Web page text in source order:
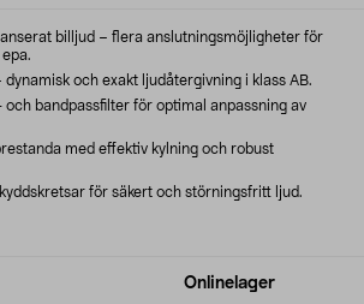
Onlinelager
billjud – flera anslutningsmöjligheter för
och exakt ljudåtergivning i klass AB.
och bandpassfilter för optimal anpassning av
med effektiv kylning och robust
för säkert och störningsfritt ljud.